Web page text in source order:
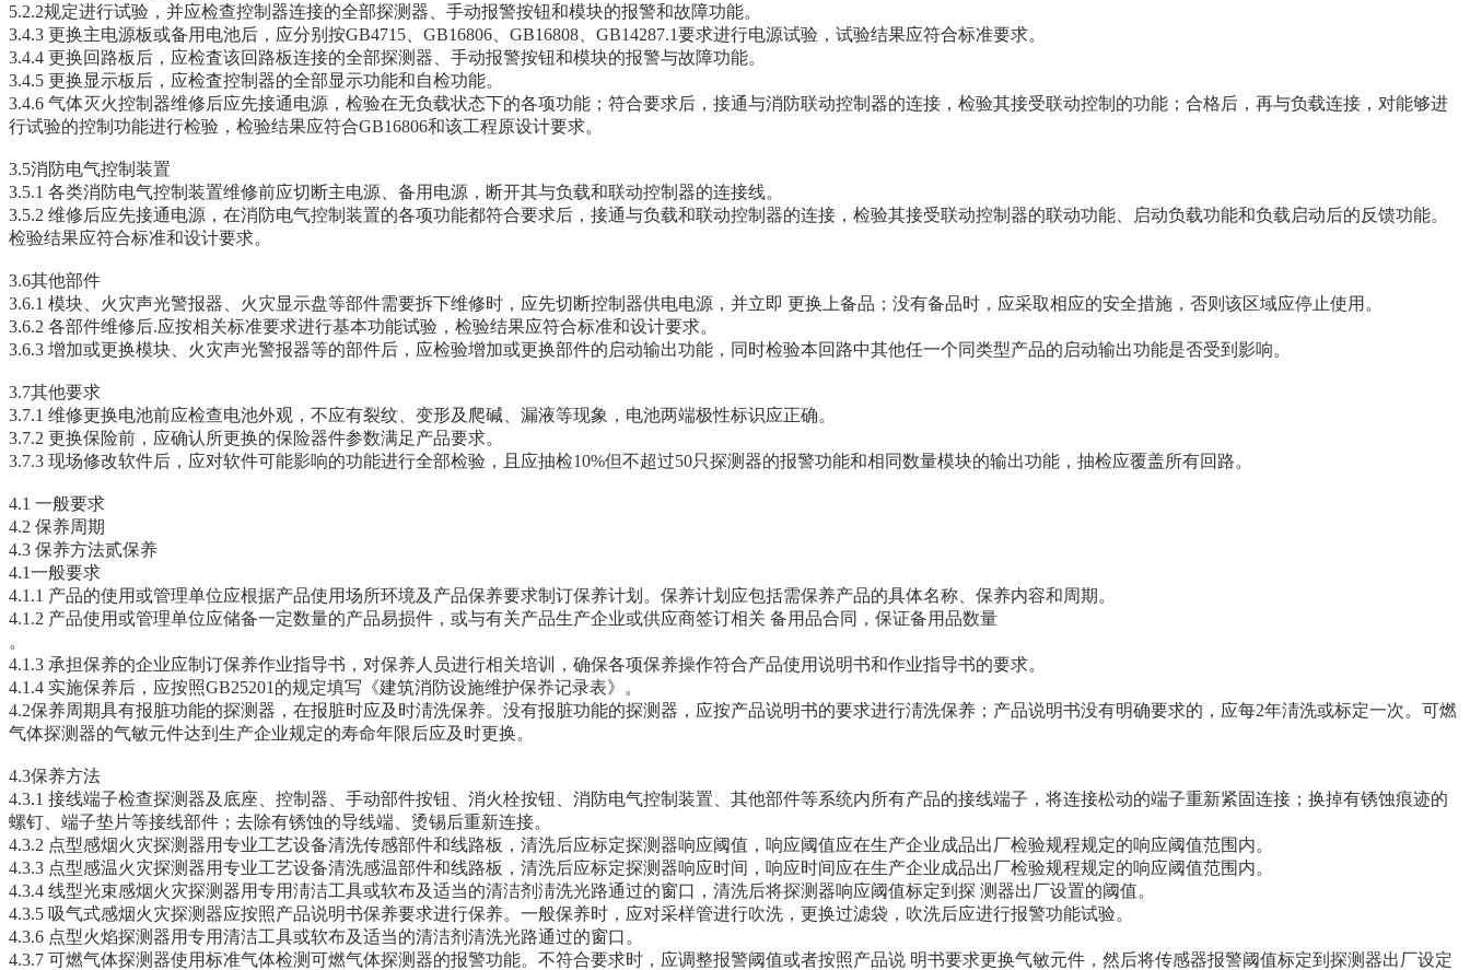
5.2.2规定进行试验，并应检查控制器连接的全部探测器、手动报警按钮和模块的报警和故障功能。
3.4.3 更换主电源板或备用电池后，应分别按GB4715、GB16806、GB16808、GB14287.1要求进行电源试验，试验结果应符合标准要求。
3.4.4 更换回路板后，应检査该回路板连接的全部探测器、手动报警按钮和模块的报警与故障功能。
3.4.5 更换显示板后，应检査控制器的全部显示功能和自检功能。
3.4.6 气体灭火控制器维修后应先接通电源，检验在无负载状态下的各项功能；符合要求后，接通与消防联动控制器的连接，检验其接受联动控制的功能；合格后，再与负载连接，对能够进
行试验的控制功能进行检验，检验结果应符合GB16806和该工程原设计要求。
3.5消防电气控制装置
3.5.1 各类消防电气控制装置维修前应切断主电源、备用电源，断开其与负载和联动控制器的连接线。
3.5.2 维修后应先接通电源，在消防电气控制装置的各项功能都符合要求后，接通与负载和联动控制器的连接，检验其接受联动控制器的联动功能、启动负载功能和负载启动后的反馈功能。
检验结果应符合标准和设计要求。
3.6其他部件
3.6.1 模块、火灾声光警报器、火灾显示盘等部件需要拆下维修时，应先切断控制器供电电源，并立即 更换上备品；没有备品时，应采取相应的安全措施，否则该区域应停止使用。
3.6.2 各部件维修后.应按相关标准要求进行基本功能试验，检验结果应符合标准和设计要求。
3.6.3 增加或更换模块、火灾声光警报器等的部件后，应检验增加或更换部件的启动输出功能，同时检验本回路中其他任一个同类型产品的启动输出功能是否受到影响。
3.7其他要求
3.7.1 维修更换电池前应检查电池外观，不应有裂纹、变形及爬碱、漏液等现象，电池两端极性标识应正确。
3.7.2 更换保险前，应确认所更换的保险器件参数满足产品要求。
3.7.3 现场修改软件后，应对软件可能影响的功能进行全部检验，且应抽检10%但不超过50只探测器的报警功能和相同数量模块的输出功能，抽检应覆盖所有回路。
4.1 一般要求
4.2 保养周期
4.3 保养方法贰保养
4.1一般要求
4.1.1 产品的使用或管理单位应根据产品使用场所环境及产品保养要求制订保养计划。保养计划应包括需保养产品的具体名称、保养内容和周期。
4.1.2 产品使用或管理单位应储备一定数量的产品易损件，或与有关产品生产企业或供应商签订相关 备用品合同，保证备用品数量
。
4.1.3 承担保养的企业应制订保养作业指导书，对保养人员进行相关培训，确保各项保养操作符合产品使用说明书和作业指导书的要求。
4.1.4 实施保养后，应按照GB25201的规定填写《建筑消防设施维护保奍记录表》。
4.2保养周期具有报脏功能的探测器，在报脏时应及时淸洗保养。没有报脏功能的探测器，应按产品说明书的要求进行淸洗保养；产品说明书没有明确要求的，应每2年淸洗或标定一次。可燃
气体探测器的气敏元件达到生产企业规定的寿命年限后应及时更换。
4.3保养方法
4.3.1 接线端子检查探测器及底座、控制器、手动部件按钮、消火栓按钮、消防电气控制装置、其他部件等系统内所有产品的接线端子，将连接松动的端子重新紧固连接；换掉有锈蚀痕迹的
螺钉、端子垫片等接线部件；去除有锈蚀的导线端、烫锡后重新连接。
4.3.2 点型感烟火灾探测器用专业工艺设备清洗传感部件和线路板，清洗后应标定探测器响应阈值，响应阈值应在生产企业成品出厂检验规程规定的响应阈值范围内。
4.3.3 点型感温火灾探测器用专业工艺设备清洗感温部件和线路板，清洗后应标定探测器响应时间，响应时间应在生产企业成品出厂检验规程规定的响应阈值范围内。
4.3.4 线型光束感烟火灾探测器用专用淸洁工具或软布及适当的清洁剂淸洗光路通过的窗口，清洗后将探测器响应阈值标定到探 测器出厂设置的阈值。
4.3.5 吸气式感烟火灾探测器应按照产品说明书保养要求进行保养。一般保养时，应对采样管进行吹洗，更换过滤袋，吹洗后应进行报警功能试验。
4.3.6 点型火焰探测器用专用清洁工具或软布及适当的清洁剂清洗光路通过的窗口。
4.3.7 可燃气体探测器使用标准气体检测可燃气体探测器的报警功能。不符合要求时，应调整报警阈值或者按照产品说 明书要求更换气敏元件，然后将传感器报警阈值标定到探测器出厂设定